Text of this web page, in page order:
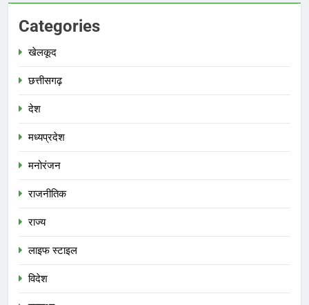
Categories
खेलकूद
छत्तीसगढ़
देश
मध्‍यप्रदेश
मनोरंजन
राजनीतिक
राज्य
लाइफ स्टाइल
विदेश